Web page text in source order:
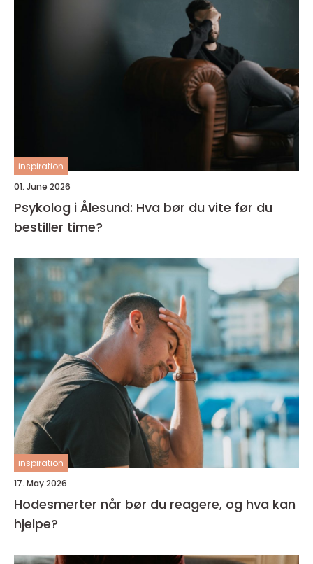
inspiration
01. June 2026
Psykolog i Ålesund: Hva bør du vite før du
bestiller time?
inspiration
17. May 2026
Hodesmerter når bør du reagere, og hva kan
hjelpe?